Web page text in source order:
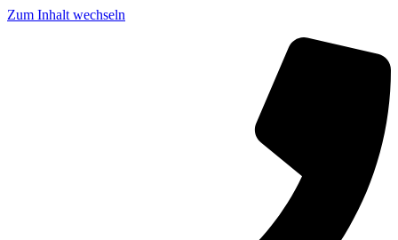
Zum Inhalt wechseln